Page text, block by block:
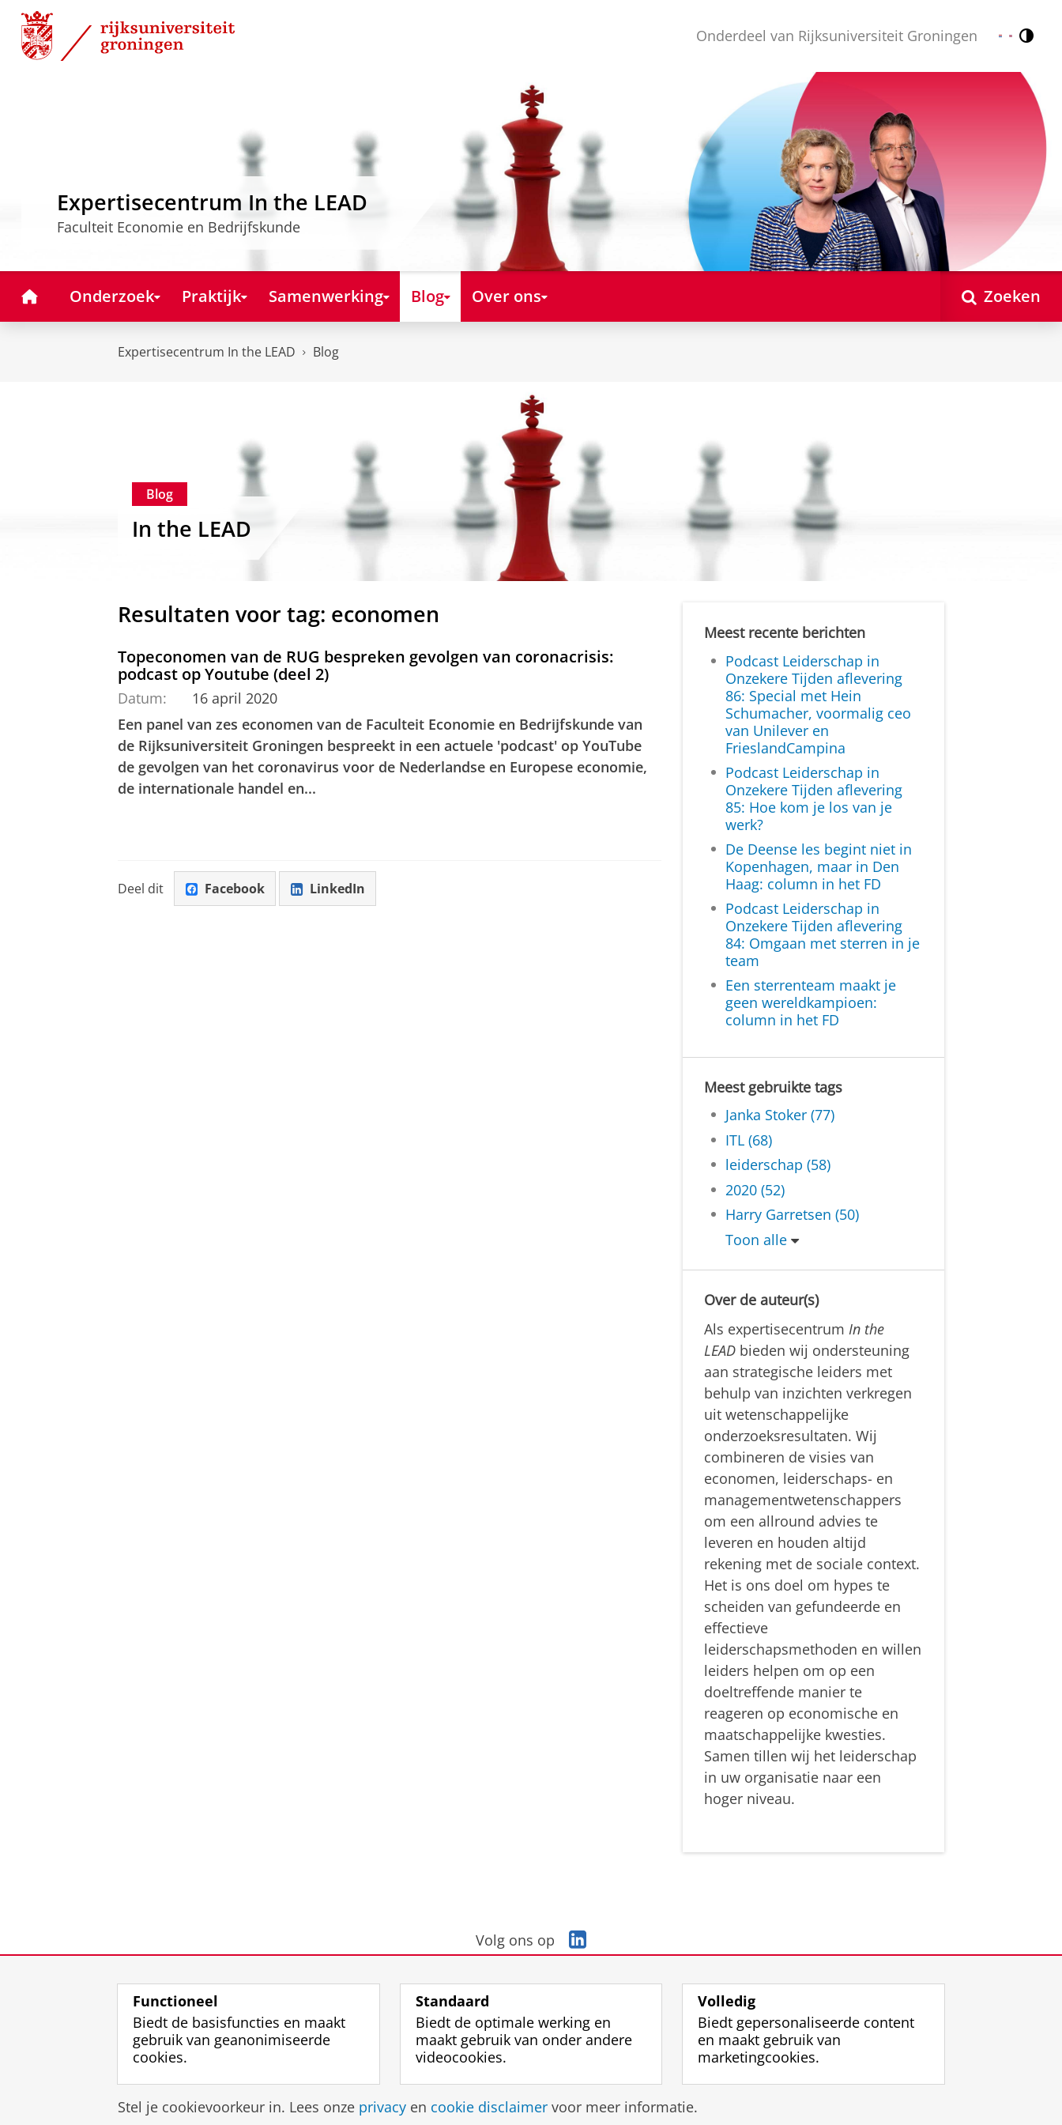
Skip
Content
Skip
Navigation
Onderdeel van Rijksuniversiteit Groningen Nederlands
English
Expertisecentrum In the LEAD
Faculteit Economie en Bedrijfskunde
HomeOnderzoek Praktijk Samenwerking Blog Over ons Zoeken
Expertisecentrum In the LEAD Blog
Blog
In the LEAD
Resultaten voor tag: economen
Topeconomen van de RUG bespreken gevolgen van coronacrisis:
podcast op Youtube (deel 2)
Datum:
16 april 2020
Een panel van zes economen van de Faculteit Economie en Bedrijfskunde van
de Rijksuniversiteit Groningen bespreekt in een actuele 'podcast' op YouTube
de gevolgen van het coronavirus voor de Nederlandse en Europese economie,
de internationale handel en...
Deel dit Facebook LinkedIn
Meest recente berichten
Podcast Leiderschap in
Onzekere Tijden aflevering
86: Special met Hein
Schumacher, voormalig ceo
van Unilever en
FrieslandCampina
Podcast Leiderschap in
Onzekere Tijden aflevering
85: Hoe kom je los van je
werk?
De Deense les begint niet in
Kopenhagen, maar in Den
Haag: column in het FD
Podcast Leiderschap in
Onzekere Tijden aflevering
84: Omgaan met sterren in je
team
Een sterrenteam maakt je
geen wereldkampioen:
column in het FD
Meest gebruikte tags
Janka Stoker (77)
ITL (68)
leiderschap (58)
2020 (52)
Harry Garretsen (50)
Toon alle
Over de auteur(s)
Als expertisecentrumIn the
LEAD bieden wij ondersteuning
aan strategische leiders met
behulp van inzichten verkregen
uit wetenschappelijke
onderzoeksresultaten. Wij
combineren de visies van
economen, leiderschaps- en
managementwetenschappers
om een allround advies te
leveren en houden altijd
rekening met de sociale context.
Het is ons doel om hypes te
scheiden van gefundeerde en
effectieve
leiderschapsmethoden en willen
leiders helpen om op een
doeltreffende manier te
reageren op economische en
maatschappelijke kwesties.
Samen tillen wij het leiderschap
in uw organisatie naar een
hoger niveau.
Volg ons op
i
d
I
a
Disclaimer & Copyright Privacy Cookies Inloggen
Functioneel
Biedt de basisfuncties en maakt
gebruik van geanonimiseerde
cookies.
Standaard
Biedt de optimale werking en
maakt gebruik van onder andere
videocookies.
Volledig
Biedt gepersonaliseerde content
en maakt gebruik van
marketingcookies.
Stel je cookievoorkeur in. Lees onze privacy en cookie disclaimer voor meer informatie.